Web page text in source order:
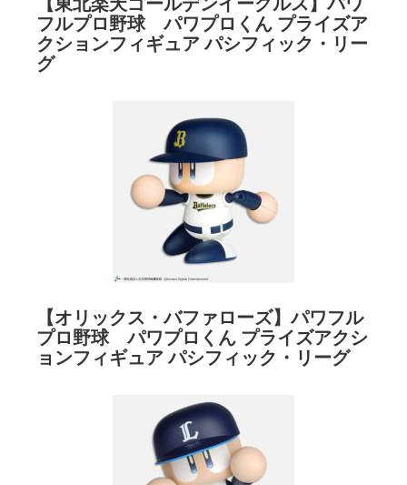
フルプロ野球 パワプロくん プライズア
クションフィギュア パシフィック・リー
グ
【オリックス・バファローズ】パワフル
プロ野球 パワプロくん プライズアクシ
ョンフィギュア パシフィック・リーグ